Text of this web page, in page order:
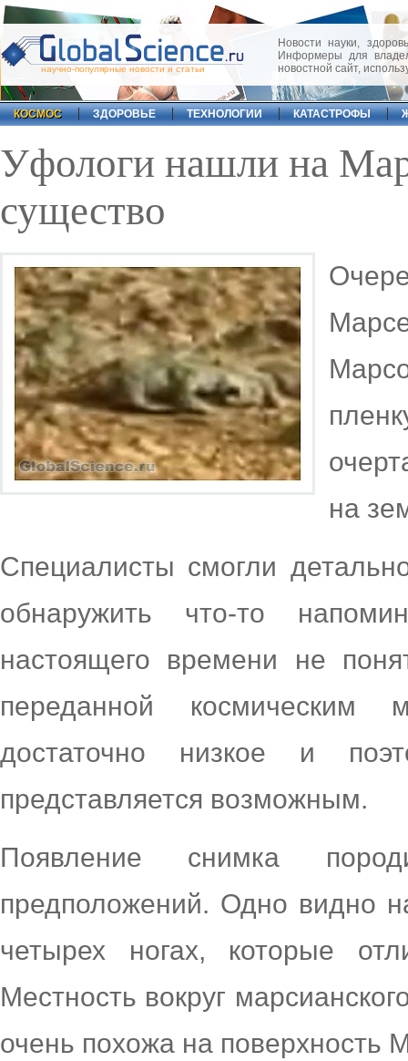
научно-популярные новости и статьи
Новости науки,
Информеры для
новостной сайт,
КОСМОС ЗДОРОВЬЕ ТЕХНОЛОГИИ КАТАСТРОФЫ
Уфологи нашли на
существо
на
Специалисты смогли
обнаружить что-то
настоящего времени не
переданной космическим
достаточно низкое и
представляется возможным.
Появление снимка
предположений. Одно видно
четырех ногах, которые
Местность вокруг
очень похожа на поверхность